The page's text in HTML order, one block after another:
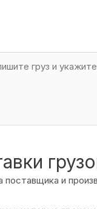
поставщика и